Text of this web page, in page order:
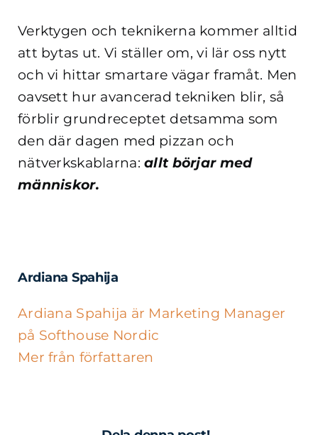
Verktygen och teknikerna kommer alltid
att bytas ut. Vi ställer om, vi lär oss nytt
och vi hittar smartare vägar framåt. Men
oavsett hur avancerad tekniken blir, så
förblir grundreceptet detsamma som
den där dagen med pizzan och
nätverkskablarna:allt börjar med
människor.
Ardiana Spahija
Ardiana Spahija är Marketing Manager
på Softhouse Nordic
Mer från författaren